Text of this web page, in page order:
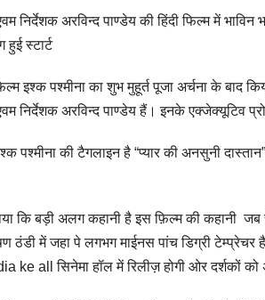
निर्देशक अरविन्द पाण्डेय की हिंदी फिल्म में भाविन
स्टार्ट
इश्क पश्मीना का शुभ मुहूर्त पूजा अर्चना के बाद
निर्देशक अरविन्द पाण्डेय हैं। इनके एक्जेक्यूटिव
पश्मीना की टैगलाइन है “प्यार की अनसुनी
कि बड़ी अलग कहानी है इस फ़िल्म की कहानी
में जहा पे लगभग माईनस पांच डिग्री टेम्प्रेचर
ke all सिनेमा हॉल में रिलीज़ होगी ओर दर्शकों को